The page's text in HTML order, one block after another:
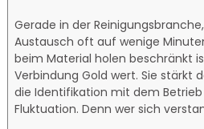
Gerade in der
Austausch oft auf wenige
beim Material holen beschränkt
Verbindung Gold wert. Sie stärkt
die Identifikation mit dem
Fluktuation. Denn wer sich